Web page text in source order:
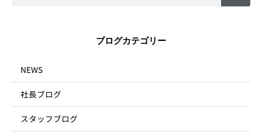
ブログカテゴリー
NEWS
社長ブログ
スタッフブログ